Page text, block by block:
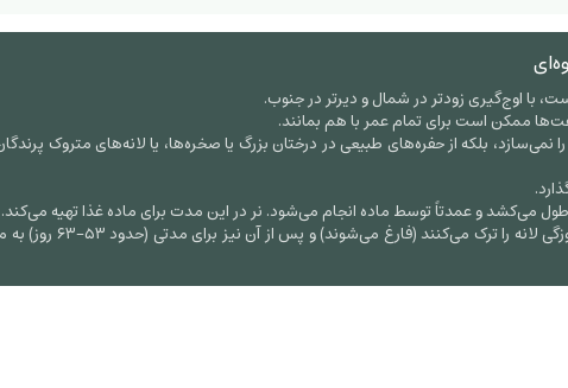
با اوج‌گیری زودتر در شمال و دیرتر در جنوب.
ممکن است برای تمام عمر با هم بمانند.
نمی‌سازد، بلکه از حفره‌های طبیعی در درختان بزرگ یا صخره‌ها، یا لانه‌های متروک
جوجه‌ها در